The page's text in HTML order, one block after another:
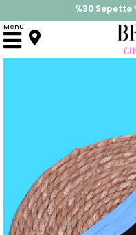
%30 Sepette
İndirimlere ek
Menu
Anasayfa Pijama & İç Giyim